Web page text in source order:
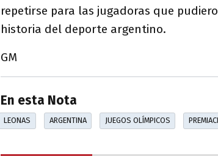
repetirse para las jugadoras que
historia del deporte argentino.
GM
En esta Nota
LEONAS ARGENTINA JUEGOS OLÍMPICOS